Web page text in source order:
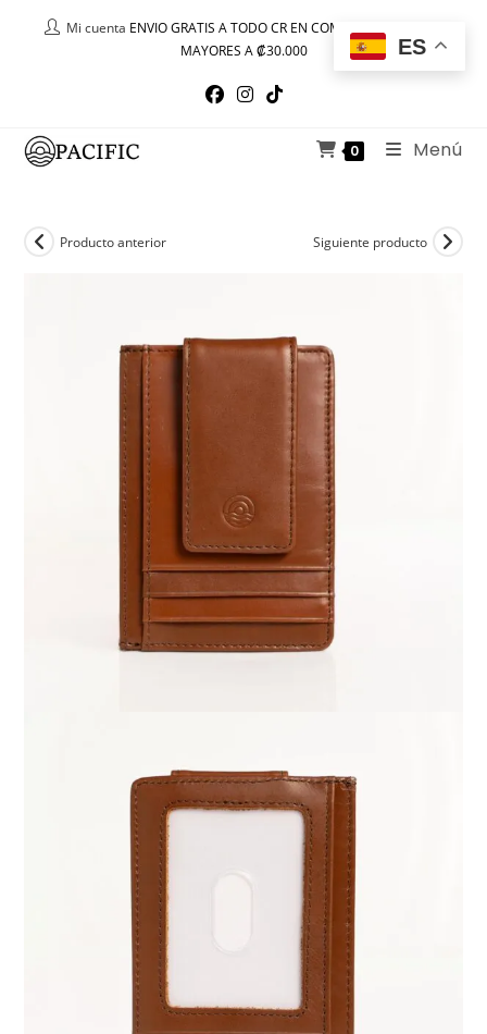
Mi cuenta ENVIO GRATIS A TODO CR EN COMPRAS IGUALES O
MAYORES A ₡30.000
0 Menú
Producto anterior Siguiente producto
ES